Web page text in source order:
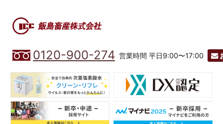
0120-900-274 営業時間 平日9:00〜17:00